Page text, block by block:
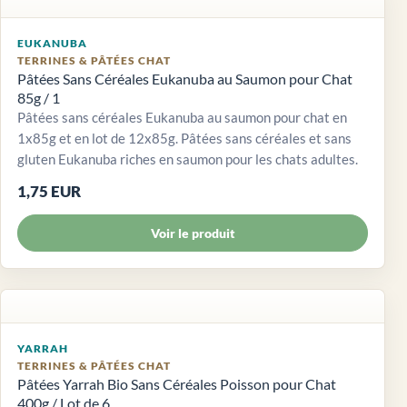
EUKANUBA
TERRINES & PÂTÉES CHAT
Pâtées Sans Céréales Eukanuba au Saumon pour Chat
85g / 1
Pâtées sans céréales Eukanuba au saumon pour chat en
1x85g et en lot de 12x85g. Pâtées sans céréales et sans
gluten Eukanuba riches en saumon pour les chats adultes.
1,75 EUR
Voir le produit
YARRAH
TERRINES & PÂTÉES CHAT
Pâtées Yarrah Bio Sans Céréales Poisson pour Chat
400g / Lot de 6